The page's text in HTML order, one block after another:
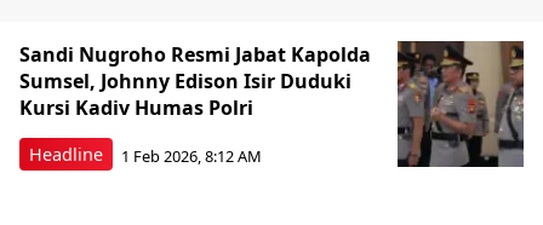
Headline
Sandi Nugroho Resmi Jabat Kapolda
Sumsel, Johnny Edison Isir Duduki
Kursi Kadiv Humas Polri
1 Feb 2026, 8:12 AM